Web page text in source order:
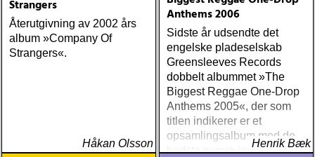
Strangers
Återutgivning av 2002 års
album »Company Of
Strangers«.
Håkan Olsson
Anthems 2006
Sidste år udsendte det
engelske pladeselskab
Greensleeves Records
dobbelt albummet »The
Biggest Reggae One-Drop
Anthems 2005«, der som
titlen indikerer er et
opsamlingsalbum med de
bedste numre indenfor den
Henrik Bæk